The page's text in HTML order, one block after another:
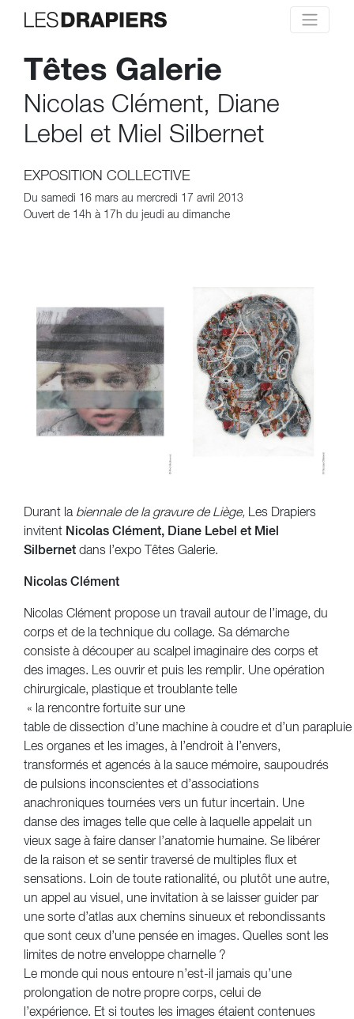
Têtes Galerie
Nicolas Clément, Diane
Lebel et Miel Silbernet
EXPOSITION COLLECTIVE
Du samedi 16 mars au mercredi 17 avril 2013
Ouvert de 14h à 17h du jeudi au dimanche
Durant la biennale de la gravure de Liège, Les Drapiers
invitent Nicolas Clément, Diane Lebel et Miel
Silbernet dans l’expo Têtes Galerie.
Nicolas Clément
Nicolas Clément propose un travail autour de l’image, du
corps et de la technique du collage. Sa démarche
consiste à découper au scalpel imaginaire des corps et
des images. Les ouvrir et puis les remplir. Une opération
chirurgicale, plastique et troublante telle
« la rencontre fortuite sur une
table de dissection d’une machine à coudre et d’un parapluie
Les organes et les images, à l’endroit à l’envers,
transformés et agencés à la sauce mémoire, saupoudrés
de pulsions inconscientes et d’associations
anachroniques tournées vers un futur incertain. Une
danse des images telle que celle à laquelle appelait un
vieux sage à faire danser l’anatomie humaine. Se libérer
de la raison et se sentir traversé de multiples flux et
sensations. Loin de toute rationalité, ou plutôt une autre,
un appel au visuel, une invitation à se laisser guider par
une sorte d’atlas aux chemins sinueux et rebondissants
que sont ceux d’une pensée en images. Quelles sont les
limites de notre enveloppe charnelle ?
Le monde qui nous entoure n’est-il jamais qu’une
prolongation de notre propre corps, celui de
l’expérience. Et si toutes les images étaient contenues